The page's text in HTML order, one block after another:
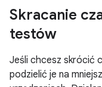
Skracanie
testów
Jeśli chcesz skrócić
podzielić je na